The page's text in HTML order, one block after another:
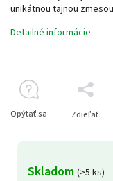
Skladom (>5 ks)
unikátnou tajnou
Detailné informácie
Opýtať sa Zdieľať